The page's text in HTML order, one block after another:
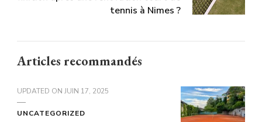
tennis à Nimes ?
Articles recommandés
UPDATED ON JUIN 17, 2025
UNCATEGORIZED